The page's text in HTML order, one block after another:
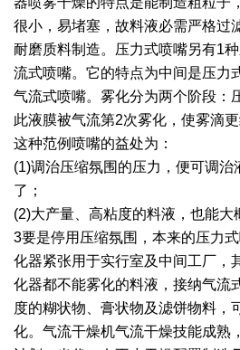
带式干燥焙烧系列
真空干燥系列
圆盘干燥机系列
桨叶式干燥系列
滚筒干燥系列
沸腾干燥系列
烘箱干燥系列
化工行业
技术专栏
全球契约组织成员
公共责任
节能环保
公益支持
社会责任
绿色发展
绿色工厂
绿色供应链
人才招聘
联系我们
联系我们
很小，易堵塞，故料液必需严格过
耐磨质料制造。压力式喷嘴另有1
流式喷嘴。它的特点为中间是压力
气流式喷嘴。雾化分为两个阶段：
此液膜被气流第2次雾化，使雾滴更
这种范例喷嘴的益处为：
(1)调治压缩氛围的压力，便可调治
了；
(2)大产量、高粘度的料液，也能大
3要是停用压缩氛围，本来的压力
化器紧张用于实行室及中间工厂，
化器都不能雾化的料液，接纳气流
度的糊状物、膏状物及滤饼物料，
化。气流干燥机气流干燥技能成熟